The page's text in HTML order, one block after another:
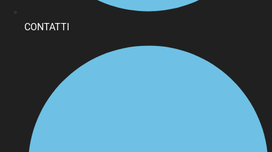
CONTATTI